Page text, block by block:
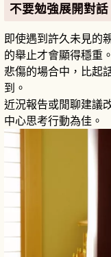
不要勉強展開對話
即使遇到許久未見的
的舉止才會顯得穩重。
悲傷的場合中，比起
到。
近況報告或閒聊建議
中心思考行動為佳。